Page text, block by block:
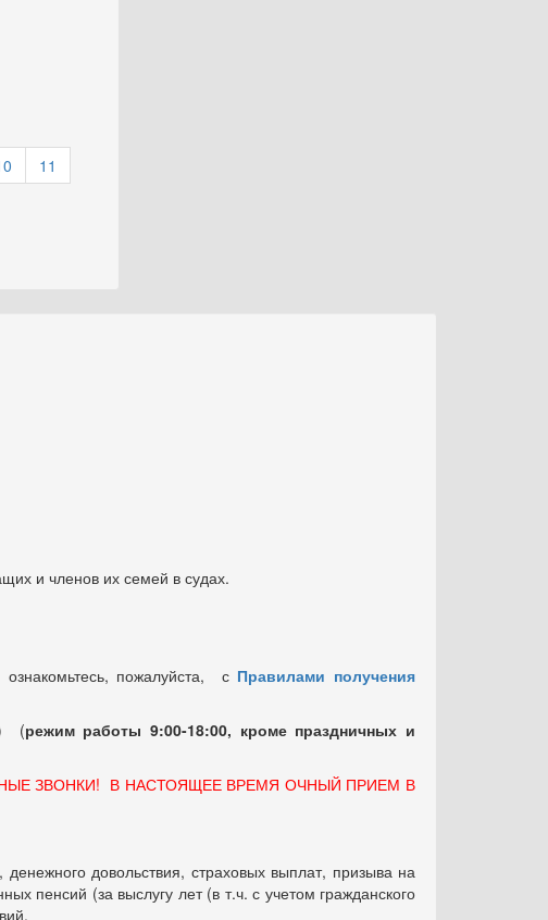
11
и членов их семей в судах.
ознакомьтесь, пожалуйста, с Правилами получения
(режим работы 9:00-18:00, кроме праздничных и
ЗВОНКИ! В НАСТОЯЩЕЕ ВРЕМЯ ОЧНЫЙ ПРИЕМ В
довольствия, страховых выплат, призыва на
пенсий (за выслугу лет (в т.ч. с учетом гражданского